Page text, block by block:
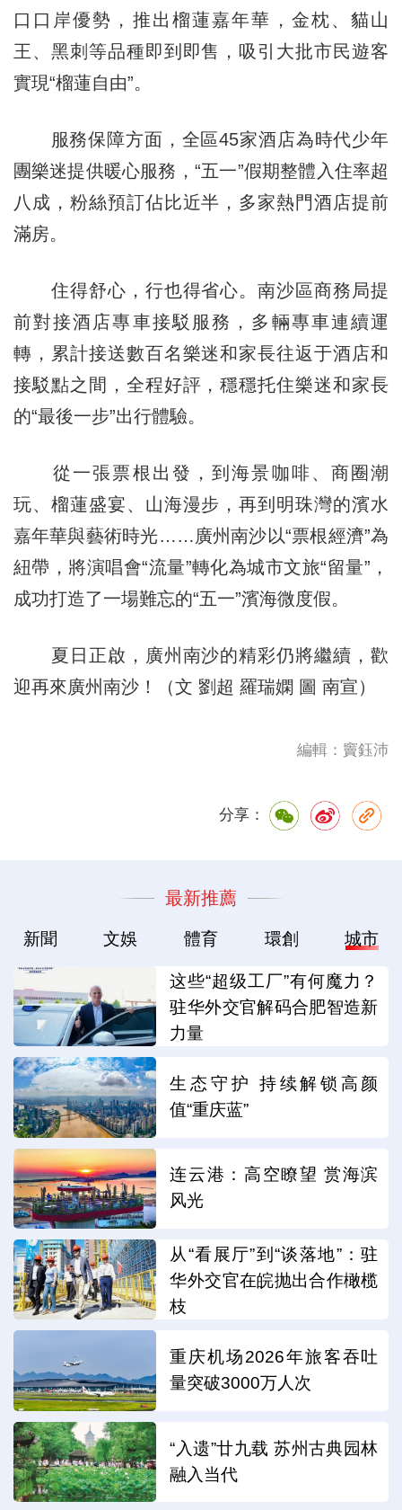
口口岸優勢，推出榴蓮嘉年華，金枕、貓山
王、黑刺等品種即到即售，吸引大批市民遊客
實現“榴蓮自由”。
服務保障方面，全區45家酒店為時代少年
團樂迷提供暖心服務，“五一”假期整體入住率超
八成，粉絲預訂佔比近半，多家熱門酒店提前
滿房。
住得舒心，行也得省心。南沙區商務局提
前對接酒店專車接駁服務，多輛專車連續運
轉，累計接送數百名樂迷和家長往返于酒店和
接駁點之間，全程好評，穩穩托住樂迷和家長
的“最後一步”出行體驗。
從一張票根出發，到海景咖啡、商圈潮
玩、榴蓮盛宴、山海漫步，再到明珠灣的濱水
嘉年華與藝術時光……廣州南沙以“票根經濟”為
紐帶，將演唱會“流量”轉化為城市文旅“留量”，
成功打造了一場難忘的“五一”濱海微度假。
夏日正啟，廣州南沙的精彩仍將繼續，歡
迎再來廣州南沙！（文 劉超 羅瑞嫻 圖 南宣）
編輯：竇鈺沛
分享：
最新推薦
新聞 文娛 體育 環創 城市
这些“超级工厂”有何魔力？
驻华外交官解码合肥智造新
力量
生态守护 持续解锁高颜
值“重庆蓝”
连云港：高空瞭望 赏海滨
风光
从“看展厅”到“谈落地”：驻
华外交官在皖抛出合作橄榄
枝
重庆机场2026年旅客吞吐
量突破3000万人次
“入遗”廿九载 苏州古典园林
融入当代